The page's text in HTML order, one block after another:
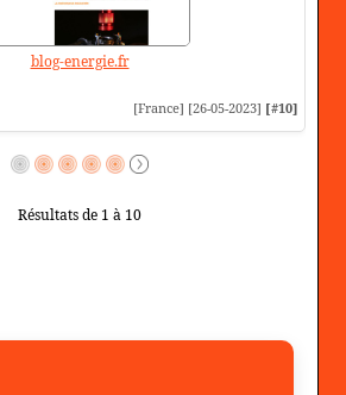
blog-energie.fr
[France] [26-05-2023] [#10]
Résultats de 1 à 10